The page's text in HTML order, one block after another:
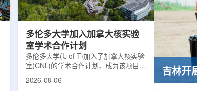
多伦多大学加入加拿大核实验
室学术合作计划
多伦多大学(U of T)加入了加拿大核实验
室(CNL)的学术合作计划，成为该项目中
2026-08-06
吉林开